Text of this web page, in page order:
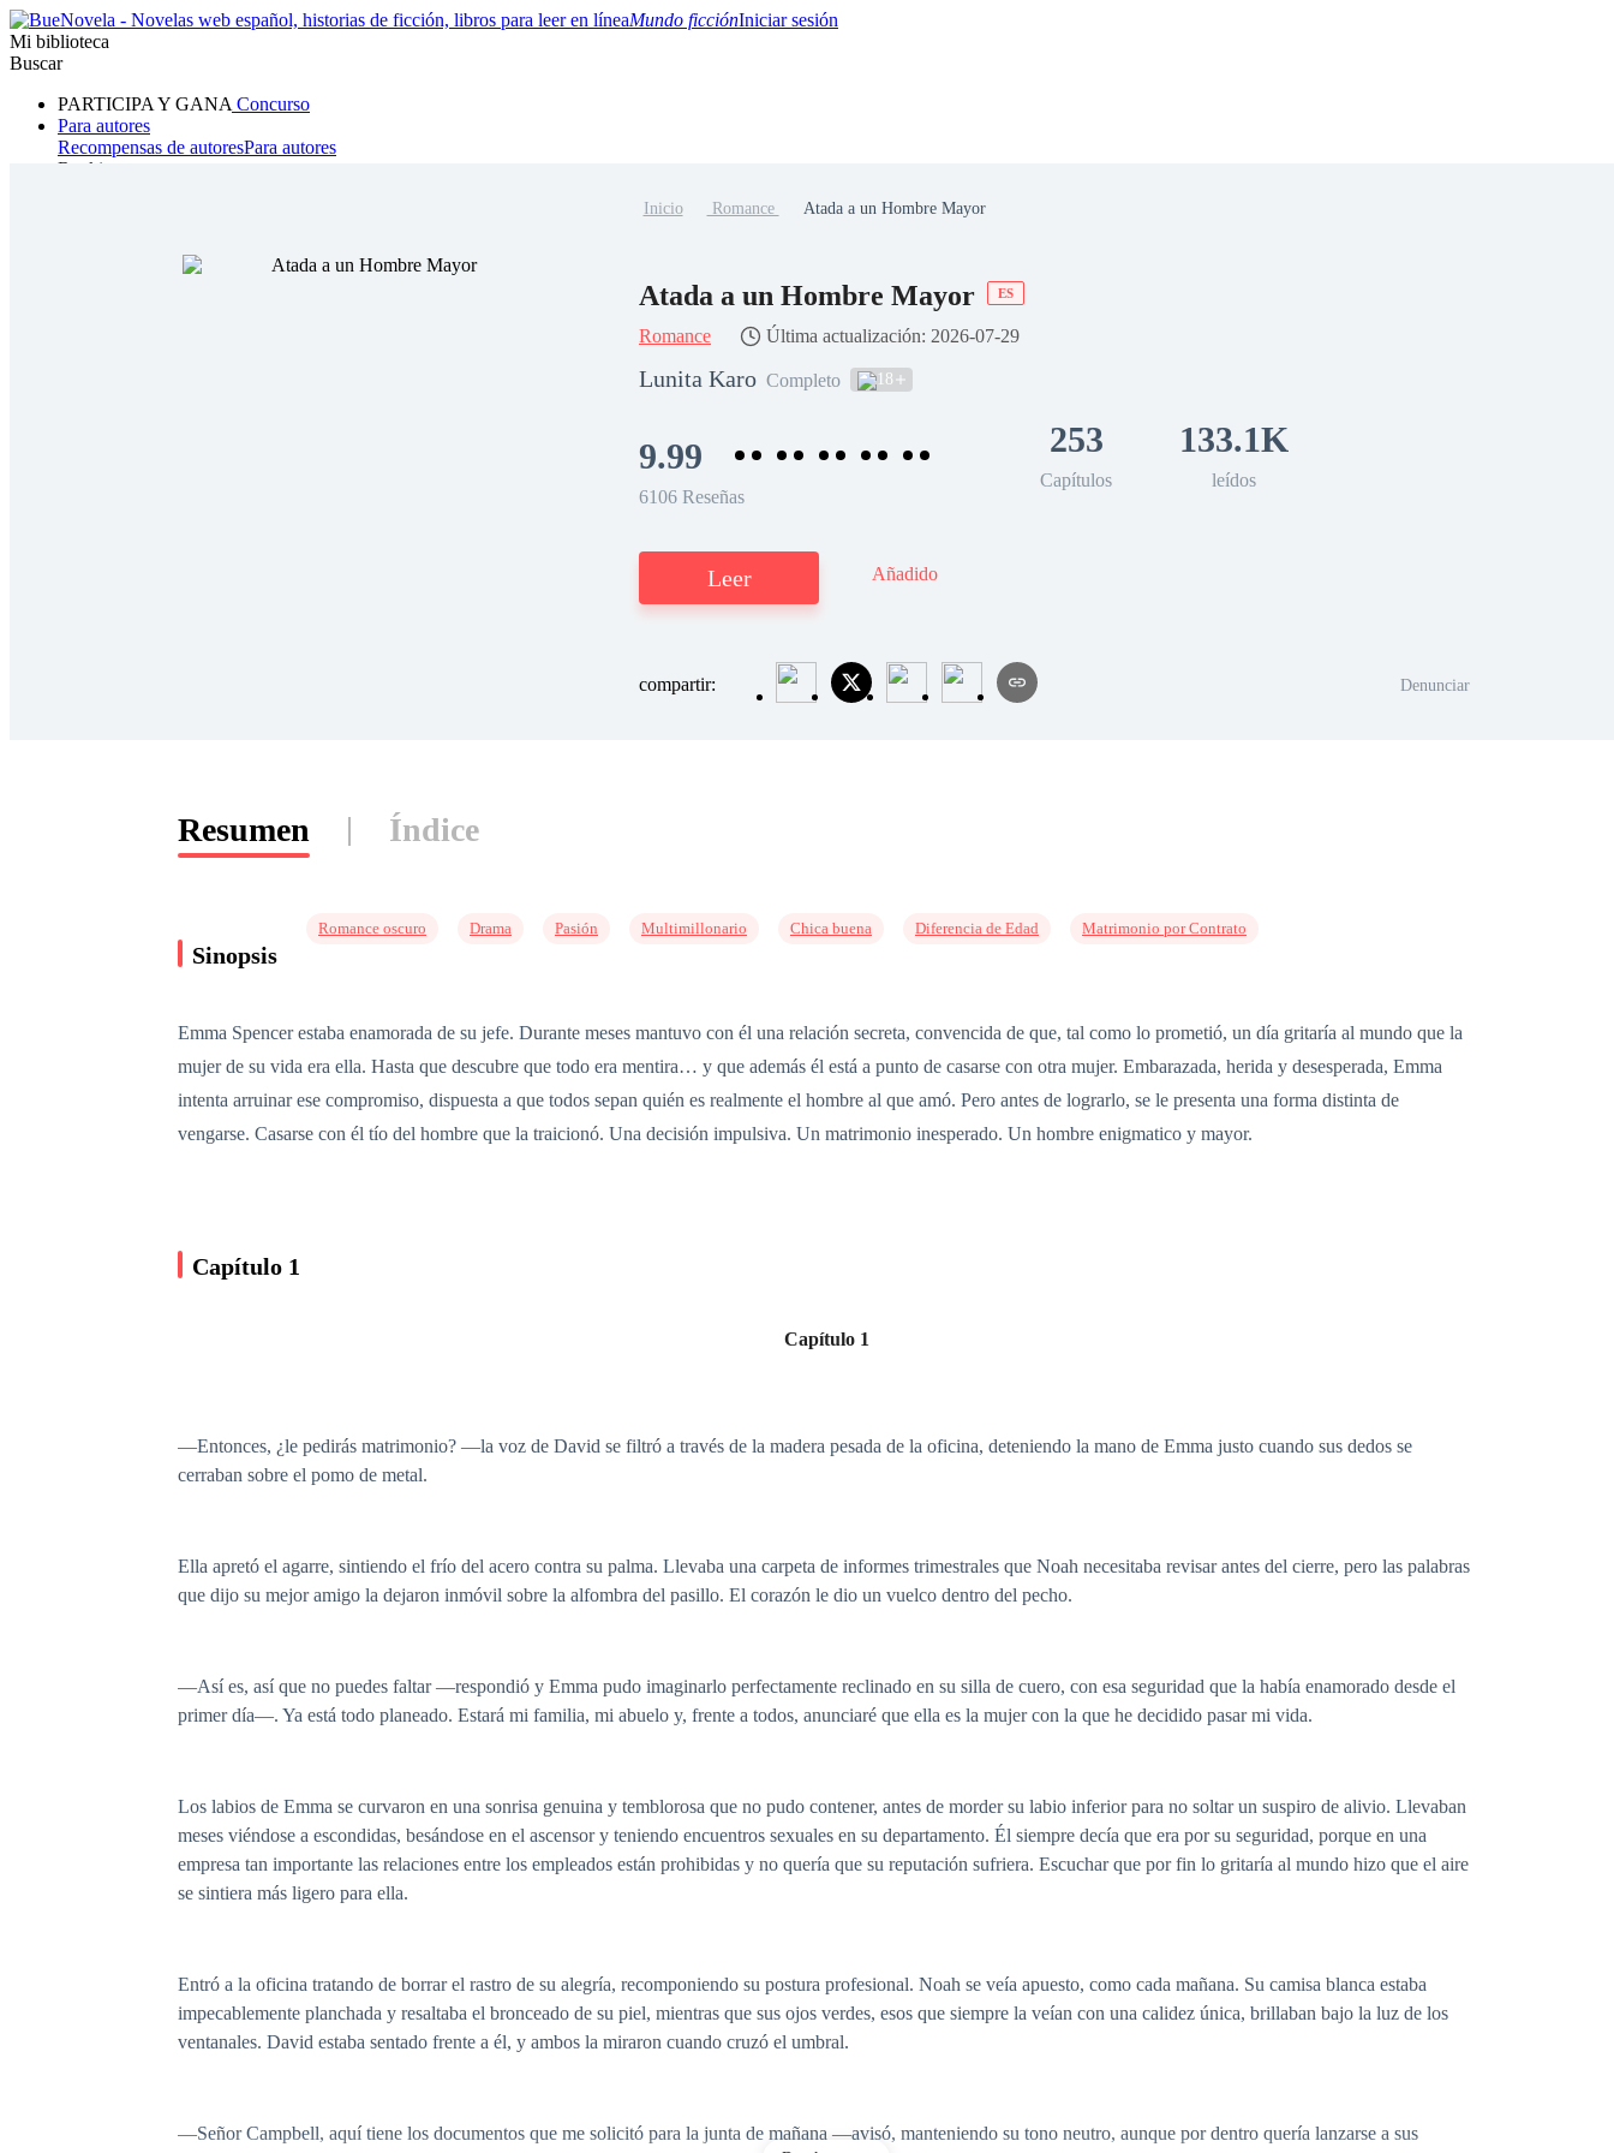
Mundo ficciónIniciar sesión
Mi biblioteca
Buscar
PARTICIPA Y GANA Concurso
Para autores
Recompensas de autoresPara autores
Ranking
Hombre lobo Mafia Sistema Fantasía
Inicio Romance Atada a un Hombre Mayor
Atada a un Hombre Mayor ES
Romance Última actualización: 2026-07-29
Lunita Karo Completo 18
9.99
6106 Reseñas
253
Capítulos
133.1K
leídos
Leer Añadido
compartir: Denunciar
Resumen Índice
Sinopsis
Romance oscuro Drama Pasión Multimillonario Chica buena Diferencia de Edad Matrimonio por Contrato
Emma Spencer estaba enamorada de su jefe. Durante meses mantuvo con él una relación secreta, convencida de que, tal como lo prometió, un día gritaría al mundo que la
mujer de su vida era ella. Hasta que descubre que todo era mentira… y que además él está a punto de casarse con otra mujer. Embarazada, herida y desesperada, Emma
intenta arruinar ese compromiso, dispuesta a que todos sepan quién es realmente el hombre al que amó. Pero antes de lograrlo, se le presenta una forma distinta de
vengarse. Casarse con él tío del hombre que la traicionó. Una decisión impulsiva. Un matrimonio inesperado. Un hombre enigmatico y mayor.
Capítulo 1
Capítulo 1
​—Entonces, ¿le pedirás matrimonio? —la voz de David se filtró a través de la madera pesada de la oficina, deteniendo la mano de Emma justo cuando sus dedos se
cerraban sobre el pomo de metal.
​Ella apretó el agarre, sintiendo el frío del acero contra su palma. Llevaba una carpeta de informes trimestrales que Noah necesitaba revisar antes del cierre, pero las palabras
que dijo su mejor amigo la dejaron inmóvil sobre la alfombra del pasillo. El corazón le dio un vuelco dentro del pecho.
​—Así es, así que no puedes faltar —respondió y Emma pudo imaginarlo perfectamente reclinado en su silla de cuero, con esa seguridad que la había enamorado desde el
primer día—. Ya está todo planeado. Estará mi familia, mi abuelo y, frente a todos, anunciaré que ella es la mujer con la que he decidido pasar mi vida.
​Los labios de Emma se curvaron en una sonrisa genuina y temblorosa que no pudo contener, antes de morder su labio inferior para no soltar un suspiro de alivio. Llevaban
meses viéndose a escondidas, besándose en el ascensor y teniendo encuentros sexuales en su departamento. Él siempre decía que era por su seguridad, porque en una
empresa tan importante las relaciones entre los empleados están prohibidas y no quería que su reputación sufriera. Escuchar que por fin lo gritaría al mundo hizo que el aire
se sintiera más ligero para ella.
​Entró a la oficina tratando de borrar el rastro de su alegría, recomponiendo su postura profesional. Noah se veía apuesto, como cada mañana. Su camisa blanca estaba
impecablemente planchada y resaltaba el bronceado de su piel, mientras que sus ojos verdes, esos que siempre la veían con una calidez única, brillaban bajo la luz de los
ventanales. David estaba sentado frente a él, y ambos la miraron cuando cruzó el umbral.
​—Señor Campbell, aquí tiene los documentos que me solicitó para la junta de mañana —avisó, manteniendo su tono neutro, aunque por dentro quería lanzarse a sus